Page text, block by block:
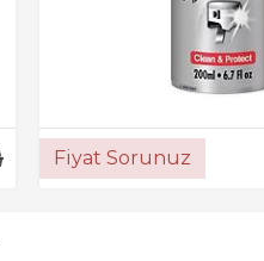
Fiyat Sorunuz